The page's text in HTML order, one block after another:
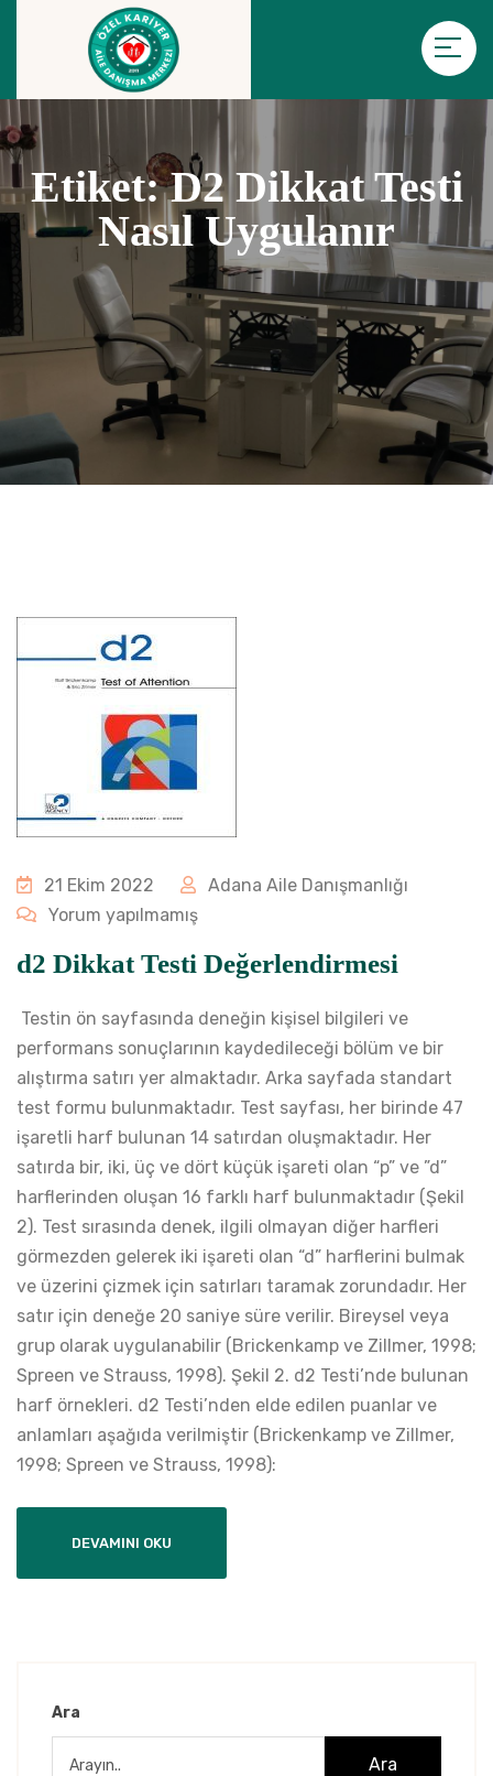
Etiket:D2 Dikkat Testi
Nasıl Uygulanır
21 Ekim 2022
Adana Aile Danışmanlığı
Yorum yapılmamış
d2 Dikkat Testi Değerlendirmesi
Testin ön sayfasında deneğin kişisel bilgileri ve
performans sonuçlarının kaydedileceği bölüm ve bir
alıştırma satırı yer almaktadır. Arka sayfada standart
test formu bulunmaktadır. Test sayfası, her birinde 47
işaretli harf bulunan 14 satırdan oluşmaktadır. Her
satırda bir, iki, üç ve dört küçük işareti olan “p” ve ”d”
harflerinden oluşan 16 farklı harf bulunmaktadır (Şekil
2). Test sırasında denek, ilgili olmayan diğer harfleri
görmezden gelerek iki işareti olan “d” harflerini bulmak
ve üzerini çizmek için satırları taramak zorundadır. Her
satır için deneğe 20 saniye süre verilir. Bireysel veya
grup olarak uygulanabilir (Brickenkamp ve Zillmer, 1998;
Spreen ve Strauss, 1998). Şekil 2. d2 Testi’nde bulunan
harf örnekleri. d2 Testi’nden elde edilen puanlar ve
anlamları aşağıda verilmiştir (Brickenkamp ve Zillmer,
1998; Spreen ve Strauss, 1998):
DEVAMINI OKU
Ara
Ara